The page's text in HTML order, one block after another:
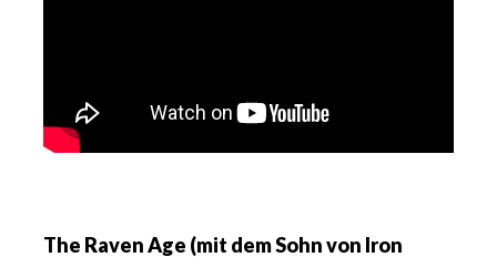
The Raven Age (mit dem Sohn von Iron